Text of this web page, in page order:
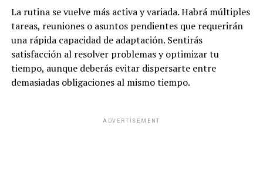
La rutina se vuelve más activa y variada. Habrá múltiples
tareas, reuniones o asuntos pendientes que requerirán
una rápida capacidad de adaptación. Sentirás
satisfacción al resolver problemas y optimizar tu
tiempo, aunque deberás evitar dispersarte entre
demasiadas obligaciones al mismo tiempo.
ADVERTISEMENT